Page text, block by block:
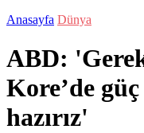
Anasayfa Dünya
ABD:
Kore’de
hazırız'